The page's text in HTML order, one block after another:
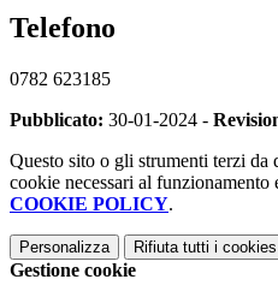
Telefono
0782 623185
Pubblicato: 30-01-2024 -
Questo sito o gli strumenti terzi
cookie necessari al
COOKIE POLICY.
Personalizza Rifiuta tutti i cookies
Gestione cookie